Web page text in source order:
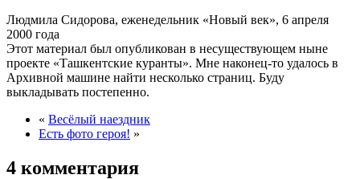
Людмила Сидорова, еженедельник «Новый век», 6 апреля
2000 года
Этот материал был опубликован в несуществующем ныне
проекте «Ташкентские куранты». Мне наконец-то удалось в
Архивной машине найти несколько страниц. Буду
выкладывать постепенно.
« Весёлый наездник
Есть фото героя! »
4 комментария